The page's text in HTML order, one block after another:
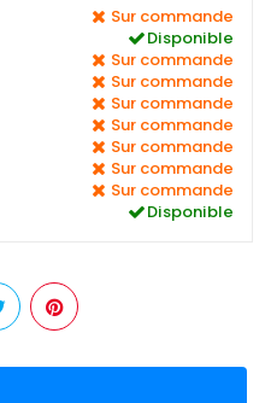
Sur commande
Disponible
Sur commande
Sur commande
Sur commande
Sur commande
Sur commande
Sur commande
Sur commande
Disponible